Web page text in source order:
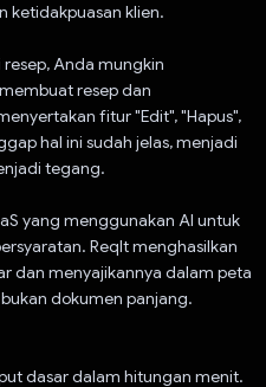
ketidakpuasan klien.
Anda mungkin
resep dan
fitur "Edit", "Hapus",
hal ini sudah jelas, menjadi
tegang.
yang menggunakan AI untuk
ReqIt menghasilkan
dan menyajikannya dalam peta
dokumen panjang.
dasar dalam hitungan menit.